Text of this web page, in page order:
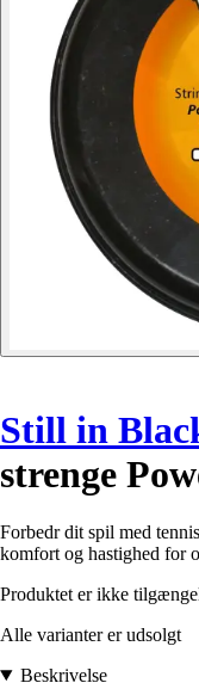
Still in
strenge
Forbedr dit spil med
komfort og hastighed for
Produktet er ikke
Alle varianter er udsolgt
Beskrivelse